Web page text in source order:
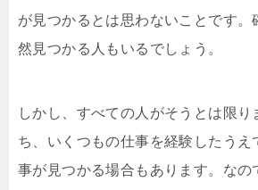
が見つかるとは思わないことです。
然見つかる人もいるでしょう。
しかし、すべての人がそうとは限り
ち、いくつもの仕事を経験したうえ
事が見つかる場合もあります。なの